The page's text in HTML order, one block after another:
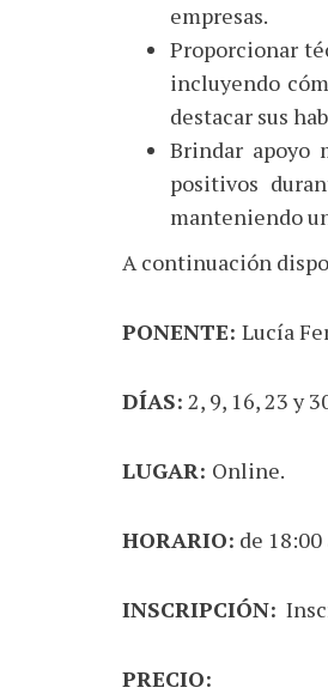
empresas.
Proporcionar
incluyendo
destacar sus
Brindar apoyo
positivos
manteniendo
A continuación
PONENTE: Lucía
DÍAS: 2, 9, 16, 23 y
LUGAR: Online.
HORARIO: de 18:00
INSCRIPCIÓN:
PRECIO: